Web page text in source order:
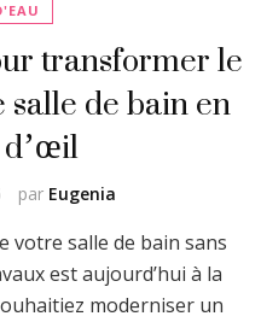
transformer le
de bain en
par Eugenia
votre salle de bain sans
est aujourd’hui à la
moderniser un